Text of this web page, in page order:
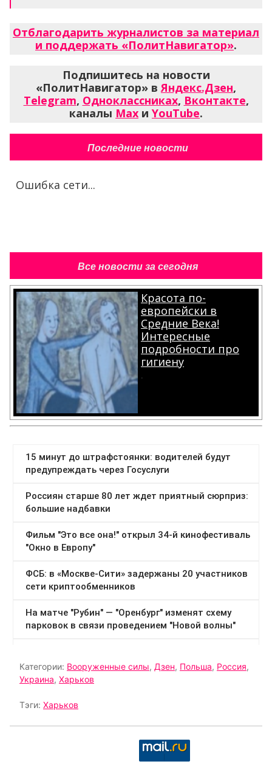
Отблагодарить журналистов за материал
и поддержать «ПолитНавигатор».
Подпишитесь на новости
«ПолитНавигатор» в Яндекс.Дзен,
Telegram, Одноклассниках, Вконтакте,
каналы Max и YouTube.
Последние новости
Ошибка сети...
Все новости за сегодня
Красота по-
европейски в
Средние Века!
Интересные
подробности про
гигиену
.
Категории: Вооруженные силы, Дзен, Польша, Россия,
Украина, Харьков
Тэги: Харьков